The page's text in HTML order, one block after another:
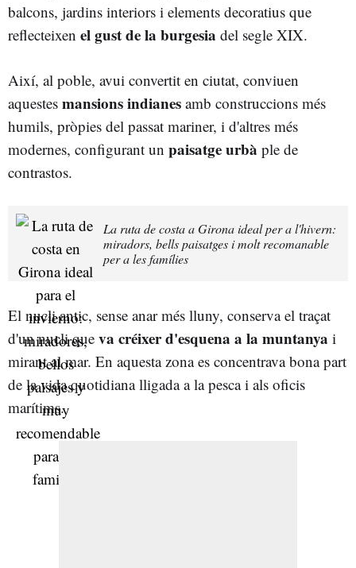
balcons, jardins interiors i elements decoratius que
reflecteixen el gust de la burgesia del segle XIX.
Així, al poble, avui convertit en ciutat, conviuen
aquestes mansions indianes amb construccions més
humils, pròpies del passat mariner, i d'altres més
modernes, configurant un paisatge urbà ple de
contrastos.
La ruta de costa a Girona ideal per a l'hivern:
miradors, bells paisatges i molt recomanable
per a les famílies
El nucli antic, sense anar més lluny, conserva el traçat
d'un nucli que va créixer d'esquena a la muntanya i
mirant al mar. En aquesta zona es concentrava bona part
de la vida quotidiana lligada a la pesca i als oficis
marítims.